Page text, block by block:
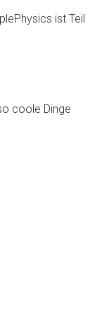
ist Teil
coole Dinge